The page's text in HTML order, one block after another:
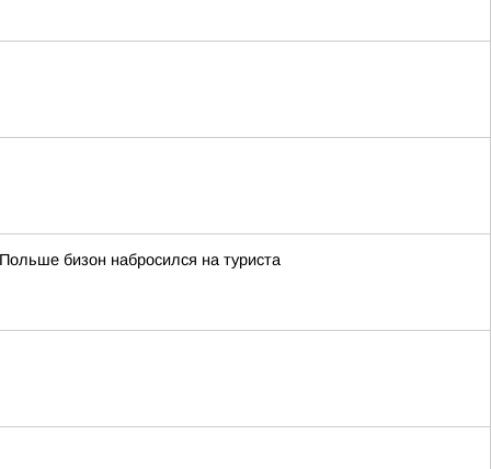
бизон набросился на туриста